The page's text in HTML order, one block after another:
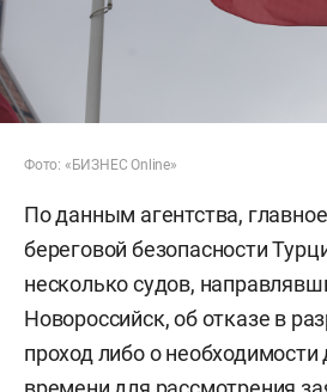
Фото: «БИЗНЕС Online»
По данным агентства,
береговой безопасности
несколько судов,
Новороссийск, об отказе в
проход либо о необходимости